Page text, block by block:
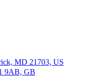
MD 21703, US
9AB, GB